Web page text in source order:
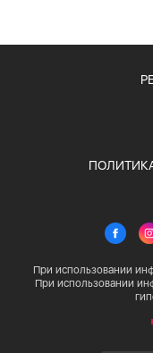
При использовании
При использовании